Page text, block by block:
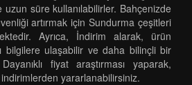
süre kullanılabilirler. Bahçenizde
artırmak için Sundurma çeşitleri
Ayrıca, İndirim alarak, ürün
bilgilere ulaşabilir ve daha bilinçli bir
fiyat araştırması yaparak,
yararlanabilirsiniz.